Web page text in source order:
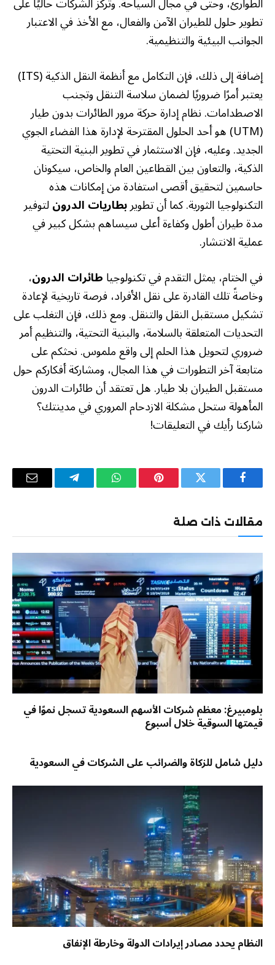
تطوير حلول للطيران الآمن والفعال، مع الأخذ في الاعتبار
الجوانب البيئية والتنظيمية.
إضافة إلى ذلك، فإن التكامل مع أنظمة النقل الذكية (ITS)
يعتبر أمرًا ضروريًا لضمان سلاسة التنقل وتجنب
الاصطدامات. نظام إدارة حركة مرور الطائرات بدون طيار
(UTM) هو أحد الحلول المقترحة لإدارة هذا الفضاء الجوي
الجديد. وعليه، فإن الاستثمار في تطوير البنية التحتية
الذكية، والتعاون بين القطاعين العام والخاص، سيكونان
حاسمين لتحقيق أقصى استفادة من إمكانات هذه
التكنولوجيا الثورية. كما أن تطويربطاريات الدرونلتوفير
مدة طيران أطول وكفاءة أعلى سيساهم بشكل كبير في
عملية الانتشار.
في الختام، يمثل التقدم في تكنولوجياطائرات الدرون،
وخاصةً تلك القادرة على نقل الأفراد، فرصة تاريخية لإعادة
تشكيل مستقبل النقل والتنقل. ومع ذلك، فإن التغلب على
التحديات المتعلقة بالسلامة، والبنية التحتية، والتنظيم أمر
ضروري لتحويل هذا الحلم إلى واقع ملموس. نحثكم على
متابعة آخر التطورات في هذا المجال، ومشاركة أفكاركم حول
مستقبل الطيران بلا طيار. هل تعتقد أن طائرات الدرون
المأهولة ستحل مشكلة الازدحام المروري في مدينتك؟
شاركنا رأيك في التعليقات!
فيسبوك تويتر بينتيريستواتساب تيلقرام
البريد
مقالات ذات صلة
بلومبيرغ: معظم شركات الأسهم السعودية تسجل نموًا في
قيمتها السوقية خلال أسبوع
دليل شامل للزكاة والضرائب على الشركات في السعودية
النظام يحدد مصادر إيرادات الدولة وخارطة الإنفاق